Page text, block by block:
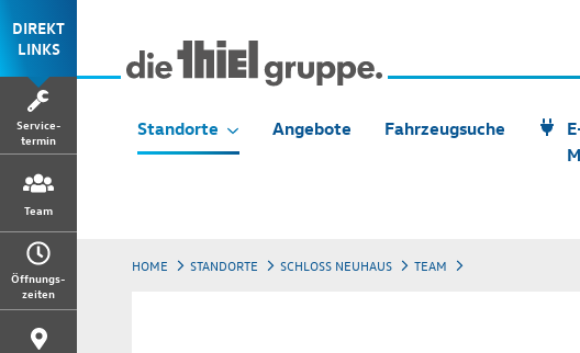
DIREKT
LINKS
Service-
termin
Team
Öffnungs-
zeiten
Standorte Angebote Fahrzeugsuche
HOME STANDORTE SCHLOSS NEUHAUS TEAM